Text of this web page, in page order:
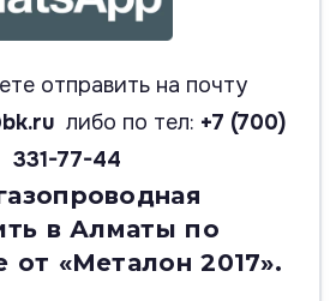
отправить на почту
либо по тел: +7 (700)
331-77-44
в Алматы по
от «Металон 2017».